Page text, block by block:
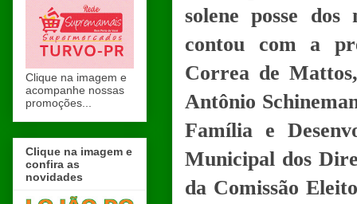
solene posse
contou com a
Correa de
Antônio
Família e
Municipal dos
da Comissão
Clique na imagem e
acompanhe nossas
promoções...
Clique na imagem e
confira as
novidades